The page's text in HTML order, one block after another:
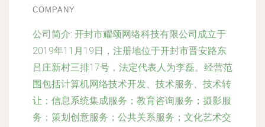
COMPANY
公司简介: 开封市耀颂网络科技有限公司成立于
2019年11月19日，注册地位于开封市晋安路东
吕庄新村三排17号，法定代表人为李磊。经营范
围包括计算机网络技术开发、技术服务、技术转
让；信息系统集成服务；教育咨询服务；摄影服
务；策划创意服务；公共关系服务；文化艺术交